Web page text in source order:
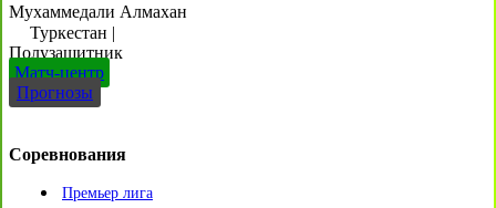
Мухаммедали Алмахан
Туркестан |
Полузащитник
Матч-центр
Прогнозы
Соревнования
Премьер лига